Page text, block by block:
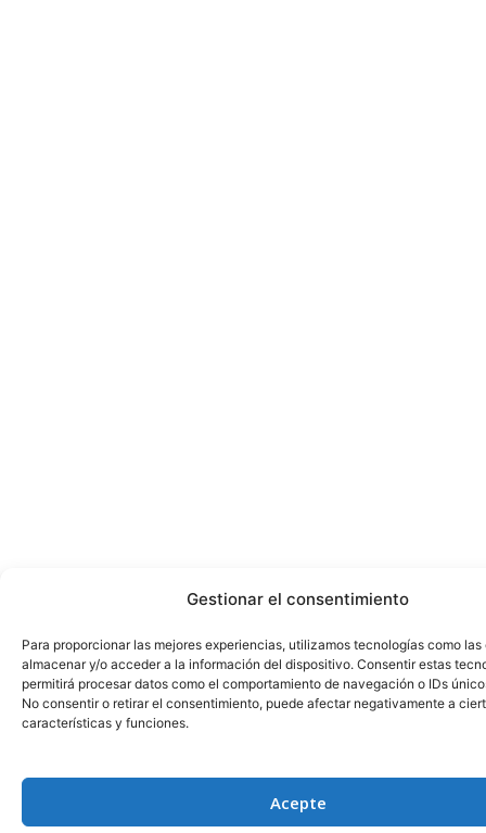
Gestionar el consentimiento
Para proporcionar las mejores experiencias, utilizamos tecnologías como
almacenar y/o acceder a la información del dispositivo. Consentir estas
permitirá procesar datos como el comportamiento de navegación o IDs
No consentir o retirar el consentimiento, puede afectar negativamente a
características y funciones.
Acepte